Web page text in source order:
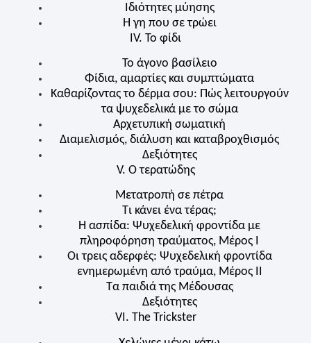
Ιδιότητες μύησης
Η γη που σε τρώει
IV. Το φίδι
Το άγονο βασίλειο
Φίδια, αμαρτίες και συμπτώματα
Καθαρίζοντας το δέρμα σου: Πώς λειτουργούν
τα ψυχεδελικά με το σώμα
Αρχετυπική σωματική
Διαμελισμός, διάλυση και καταβροχθισμός
Δεξιότητες
V. Ο τερατώδης
Μετατροπή σε πέτρα
Τι κάνει ένα τέρας;
Η ασπίδα: Ψυχεδελική φροντίδα με
πληροφόρηση τραύματος, Μέρος Ι
Οι τρεις αδερφές: Ψυχεδελική φροντίδα
ενημερωμένη από τραύμα, Μέρος II
Τα παιδιά της Μέδουσας
Δεξιότητες
VI. The Trickster